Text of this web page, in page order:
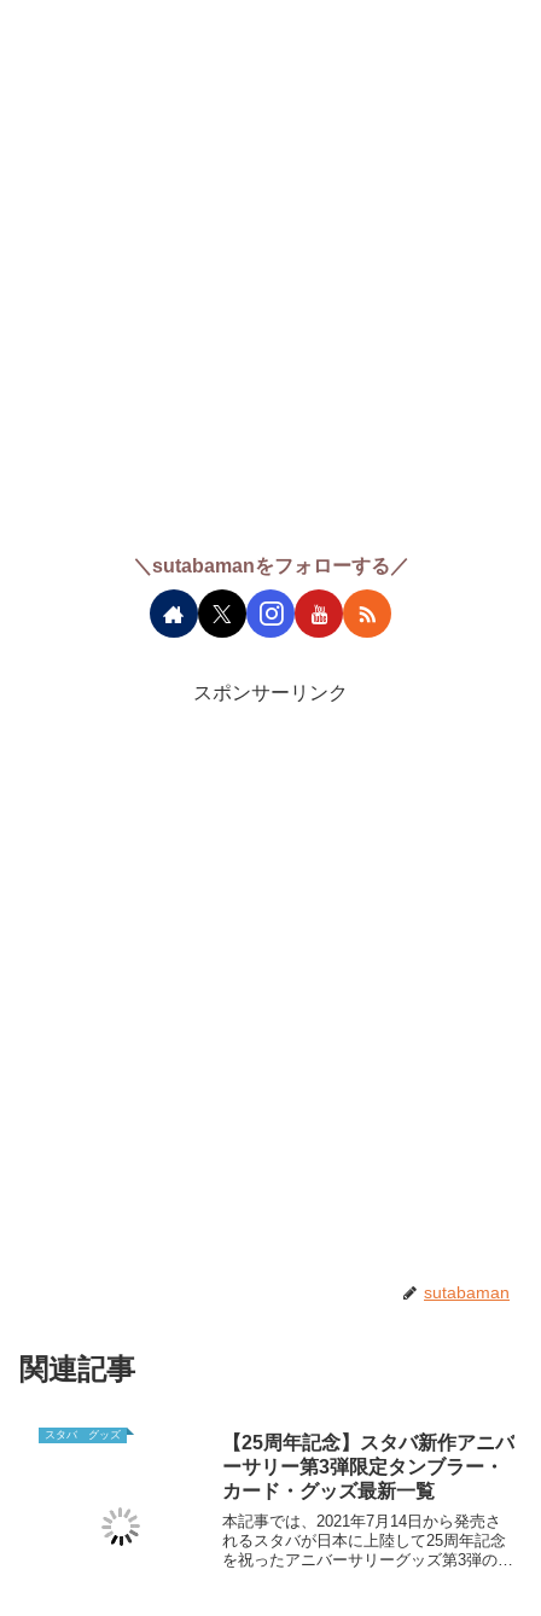
＼sutabamanをフォローする／
スポンサーリンク
sutabaman
関連記事
スタバ グッズ
【25周年記念】スタバ新作アニバ
ーサリー第3弾限定タンブラー・
カード・グッズ最新一覧
本記事では、2021年7月14日から発売さ
れるスタバが日本に上陸して25周年記念
を祝ったアニバーサリーグッズ第3弾の新